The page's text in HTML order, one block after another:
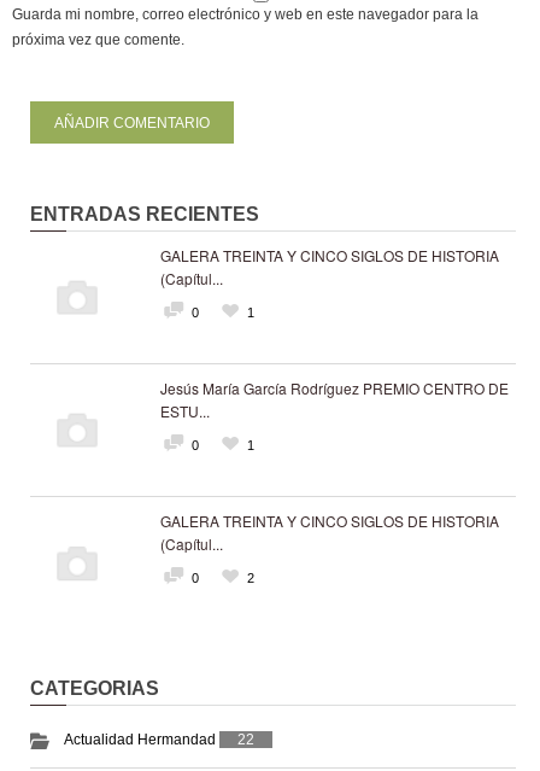
Guarda mi nombre, correo electrónico y web en este navegador para la
próxima vez que comente.
ENTRADAS RECIENTES
GALERA TREINTA Y CINCO SIGLOS DE HISTORIA
(Capítul...
0 1
Jesús María García Rodríguez PREMIO CENTRO DE
ESTU...
0 1
GALERA TREINTA Y CINCO SIGLOS DE HISTORIA
(Capítul...
0 2
CATEGORIAS
Actualidad Hermandad 22